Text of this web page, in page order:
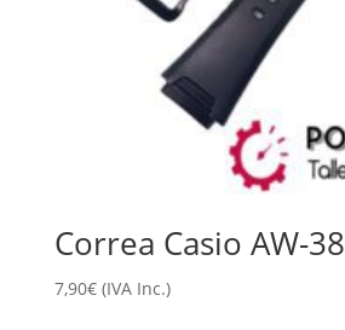
Correa Casio AW-38
7,90€ (IVA Inc.)